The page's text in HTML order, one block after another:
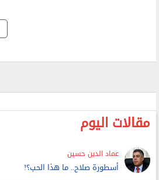
مقالات اليوم
عماد الدين حسين
أسطورة صلاح.. ما هذا الحب؟!